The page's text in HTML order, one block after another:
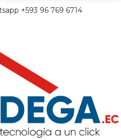
+593 96 769 6714